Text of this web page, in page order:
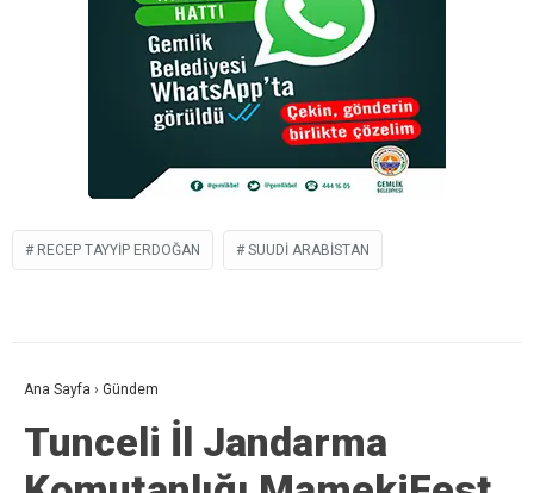
RECEP TAYYIP ERDOĞAN SUUDI ARABISTAN
Ana Sayfa › Gündem
Tunceli İl Jandarma